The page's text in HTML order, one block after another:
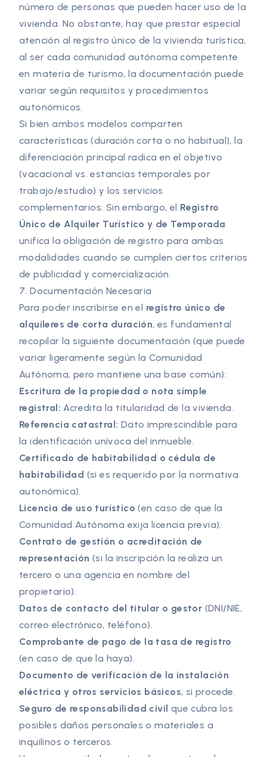
número de personas que pueden hacer uso de la
vivienda. No obstante, hay que prestar especial
atención al registro único de la vivienda turística,
al ser cada comunidad autónoma competente
en materia de turismo, la documentación puede
variar según requisitos y procedimientos
autonómicos.
Si bien ambos modelos comparten
características (duración corta o no habitual), la
diferenciación principal radica en el objetivo
(vacacional vs. estancias temporales por
trabajo/estudio) y los servicios
complementarios. Sin embargo, el Registro
Único de Alquiler Turístico y de Temporada
unifica la obligación de registro para ambas
modalidades cuando se cumplen ciertos criterios
de publicidad y comercialización.
7. Documentación Necesaria
Para poder inscribirse en el registro único de
alquileres de corta duración, es fundamental
recopilar la siguiente documentación (que puede
variar ligeramente según la Comunidad
Autónoma, pero mantiene una base común):
Escritura de la propiedad o nota simple
registral: Acredita la titularidad de la vivienda.
Referencia catastral: Dato imprescindible para
la identificación unívoca del inmueble.
Certificado de habitabilidad o cédula de
habitabilidad (si es requerido por la normativa
autonómica).
Licencia de uso turístico (en caso de que la
Comunidad Autónoma exija licencia previa).
Contrato de gestión o acreditación de
representación (si la inscripción la realiza un
tercero o una agencia en nombre del
propietario).
Datos de contacto del titular o gestor (DNI/NIE,
correo electrónico, teléfono).
Comprobante de pago de la tasa de registro
(en caso de que la haya).
Documento de verificación de la instalación
eléctrica y otros servicios básicos, si procede.
Seguro de responsabilidad civil que cubra los
posibles daños personales o materiales a
inquilinos o terceros.